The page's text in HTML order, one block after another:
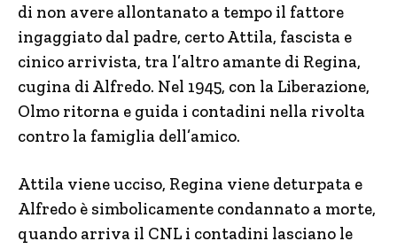
di non avere allontanato a tempo il fattore
ingaggiato dal padre, certo Attila, fascista e
cinico arrivista, tra l’altro amante di Regina,
cugina di Alfredo. Nel 1945, con la Liberazione,
Olmo ritorna e guida i contadini nella rivolta
contro la famiglia dell’amico.
Attila viene ucciso, Regina viene deturpata e
Alfredo è simbolicamente condannato a morte,
quando arriva il CNL i contadini lasciano le